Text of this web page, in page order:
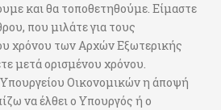
και θα τοποθετηθούμε. Είμαστε
που μιλάτε για τους
χρόνου των Αρχών Εξωτερικής
μετά ορισμένου χρόνου.
Υπουργείου Οικονομικών η άποψή
να έλθει ο Υπουργός ή ο